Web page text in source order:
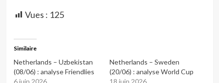
Vues : 125
Similaire
Netherlands – Uzbekistan
(08/06) : analyse Friendlies
6 juin 2026
Netherlands – Sweden
(20/06) : analyse World Cup
18 juin 2026